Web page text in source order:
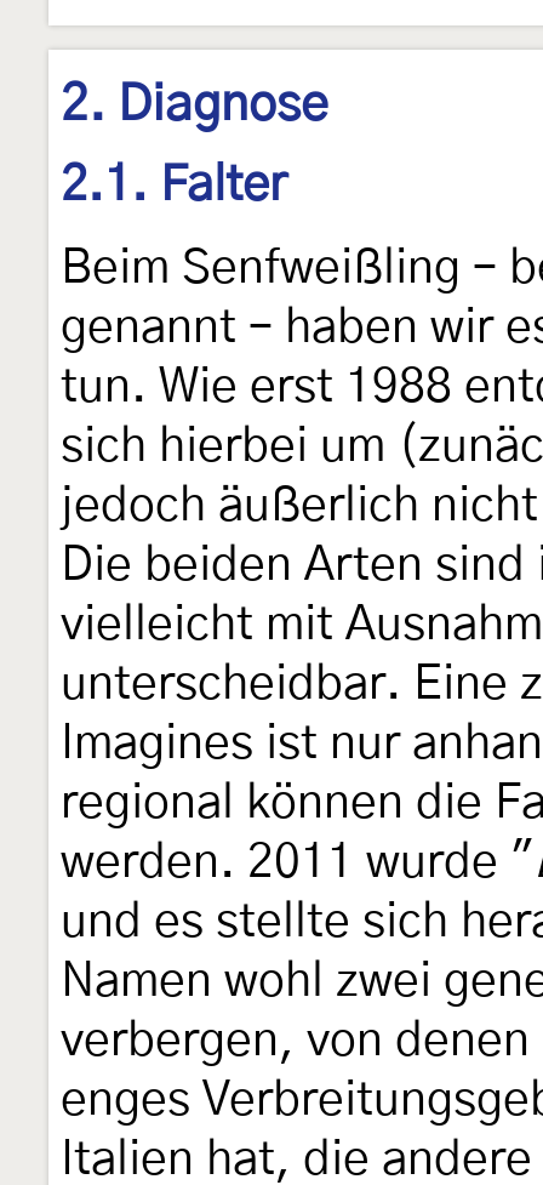
2. Diagnose
2.1. Falter
Beim Senfweißling –
genannt – haben wir
tun. Wie erst 1988
sich hierbei um
jedoch äußerlich
Die beiden Arten
vielleicht mit
unterscheidbar. Eine
Imagines ist nur
regional können die
werden. 2011 wurde "
und es stellte sich
Namen wohl zwei
verbergen, von
enges
Italien hat, die